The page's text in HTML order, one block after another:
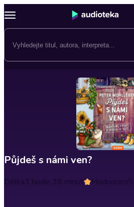
Půjdeš s námi ven?
Délka3 hodin 38 minut Hodnocení5